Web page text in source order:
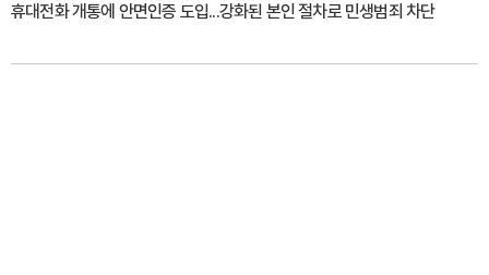
휴대전화 개통에 안면인증 도입...강화된 본인 절차로 민생범죄 차단